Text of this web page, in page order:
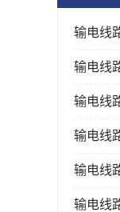
输电线
输电线
输电线
输电线
输电线
输电线